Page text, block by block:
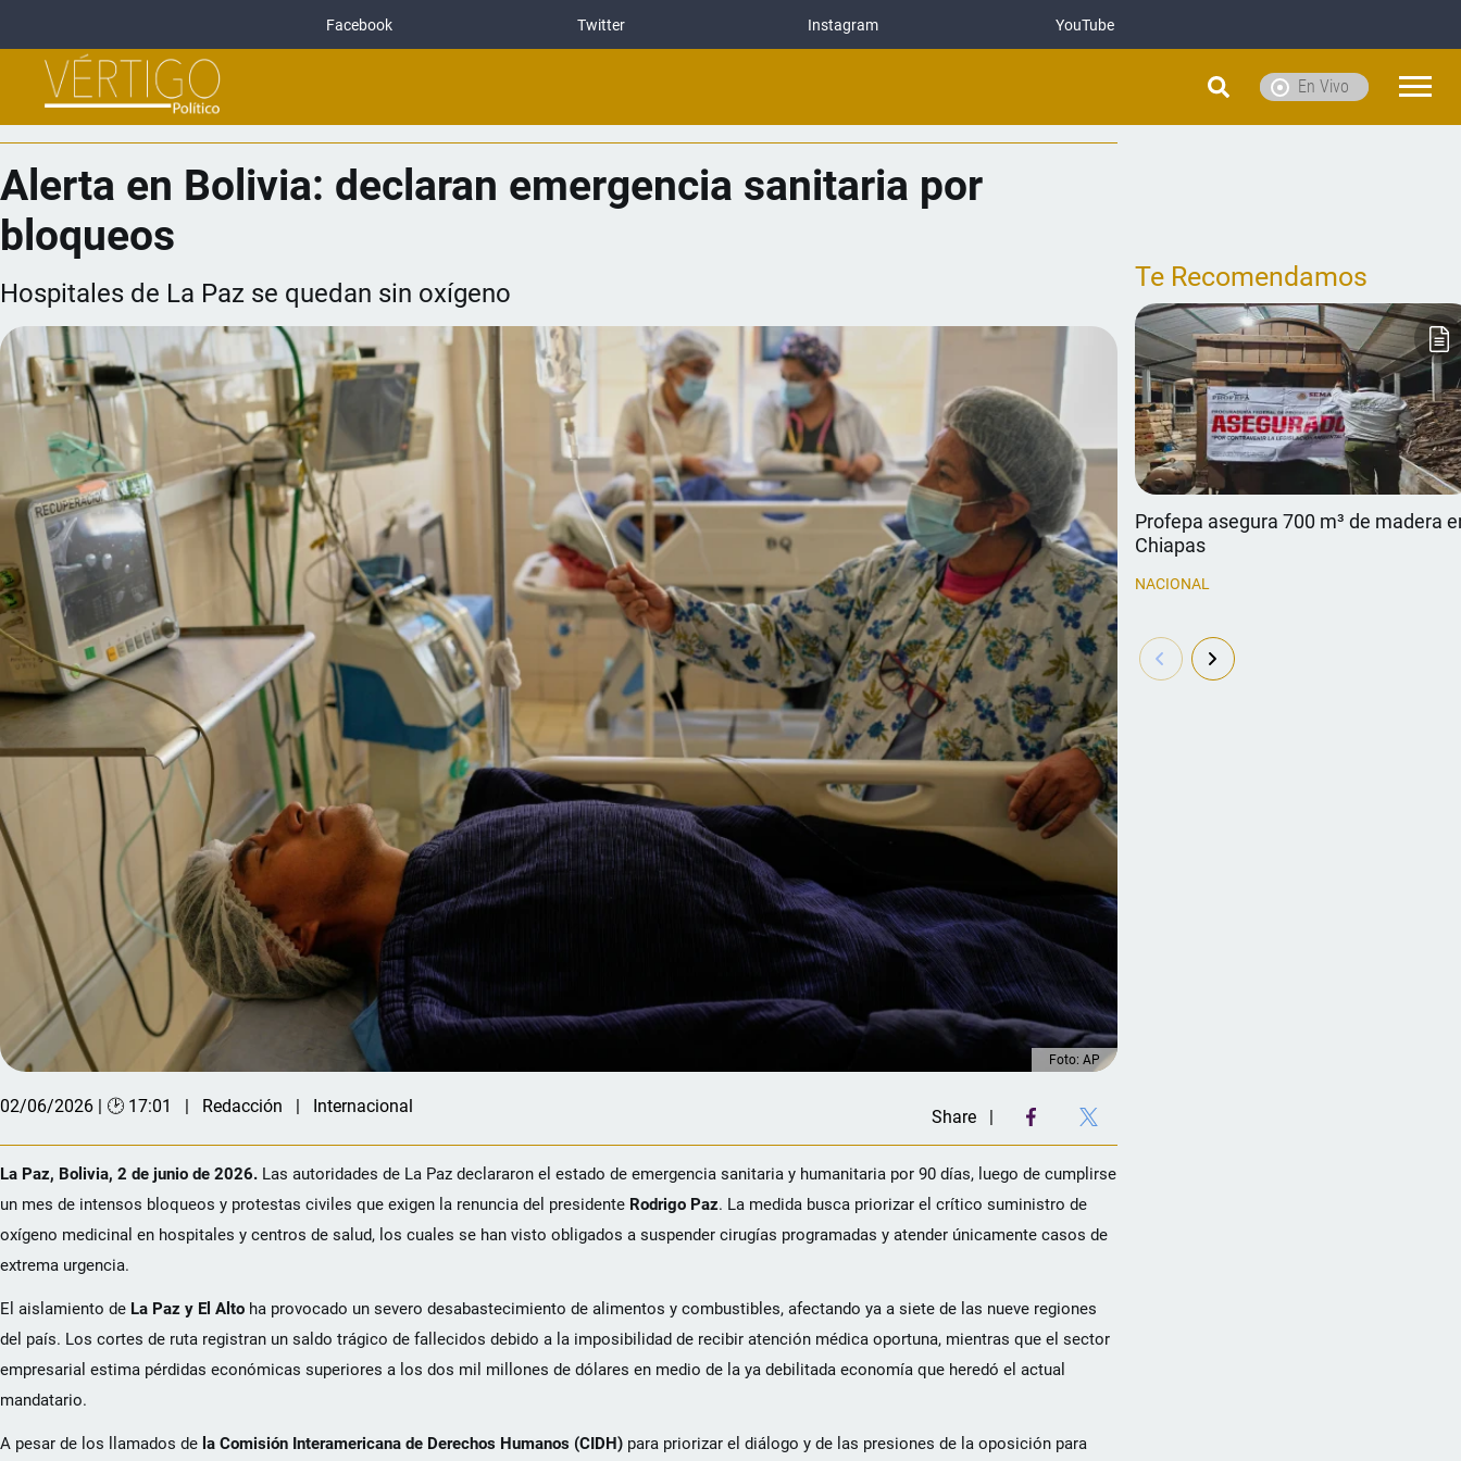
Facebook Twitter Instagram YouTube
En Vivo
Alerta en Bolivia: declaran emergencia sanitaria por
bloqueos
Hospitales de La Paz se quedan sin oxígeno
Foto: AP
02/06/2026 | 🕑 17:01 Redacción Internacional
Share
La Paz, Bolivia, 2 de junio de 2026. Las autoridades de La Paz declararon el estado de emergencia sanitaria y humanitaria por 90 días, luego de cumplirse
un mes de intensos bloqueos y protestas civiles que exigen la renuncia del presidente Rodrigo Paz. La medida busca priorizar el crítico suministro de
oxígeno medicinal en hospitales y centros de salud, los cuales se han visto obligados a suspender cirugías programadas y atender únicamente casos de
extrema urgencia.
El aislamiento de La Paz y El Alto ha provocado un severo desabastecimiento de alimentos y combustibles, afectando ya a siete de las nueve regiones
del país. Los cortes de ruta registran un saldo trágico de fallecidos debido a la imposibilidad de recibir atención médica oportuna, mientras que el sector
empresarial estima pérdidas económicas superiores a los dos mil millones de dólares en medio de la ya debilitada economía que heredó el actual
mandatario.
A pesar de los llamados de la Comisión Interamericana de Derechos Humanos (CIDH) para priorizar el diálogo y de las presiones de la oposición para
Te Recomendamos
Profepa asegura 700 m³ de madera
Chiapas
NACIONAL